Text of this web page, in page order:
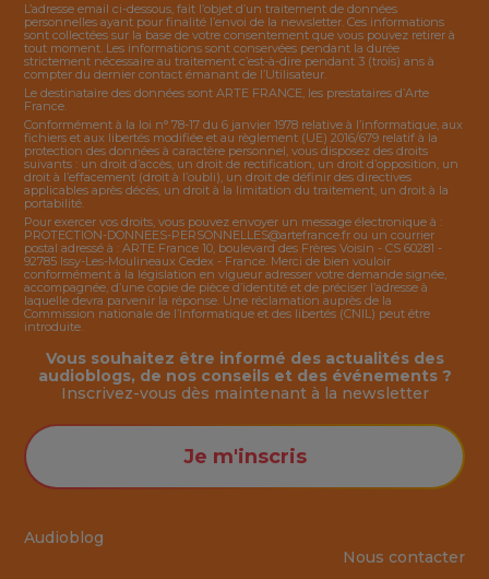
L’adresse email ci-dessous, fait l’objet d’un traitement de données
personnelles ayant pour finalité l’envoi de la newsletter. Ces informations
sont collectées sur la base de votre consentement que vous pouvez retirer à
tout moment. Les informations sont conservées pendant la durée
strictement nécessaire au traitement c’est-à-dire pendant 3 (trois) ans à
compter du dernier contact émanant de l’Utilisateur.
Le destinataire des données sont ARTE FRANCE, les prestataires d’Arte
France.
Conformément à la loi n° 78-17 du 6 janvier 1978 relative à l’informatique, aux
fichiers et aux libertés modifiée et au règlement (UE) 2016/679 relatif à la
protection des données à caractère personnel, vous disposez des droits
suivants : un droit d’accès, un droit de rectification, un droit d’opposition, un
droit à l’effacement (droit à l’oubli), un droit de définir des directives
applicables après décès, un droit à la limitation du traitement, un droit à la
portabilité.
Pour exercer vos droits, vous pouvez envoyer un message électronique à :
PROTECTION-DONNEES-PERSONNELLES@artefrance.fr ou un courrier
postal adressé à : ARTE France 10, boulevard des Frères Voisin - CS 60281 -
92785 Issy-Les-Moulineaux Cedex - France. Merci de bien vouloir
conformément à la législation en vigueur adresser votre demande signée,
accompagnée, d’une copie de pièce d’identité et de préciser l’adresse à
laquelle devra parvenir la réponse. Une réclamation auprès de la
Commission nationale de l’Informatique et des libertés (CNIL) peut être
introduite.
Audioblog
Vous souhaitez être informé des actualités des
audioblogs, de nos conseils et des événements ?
Inscrivez-vous dès maintenant à la newsletter
Je m'inscris
Nous contacter